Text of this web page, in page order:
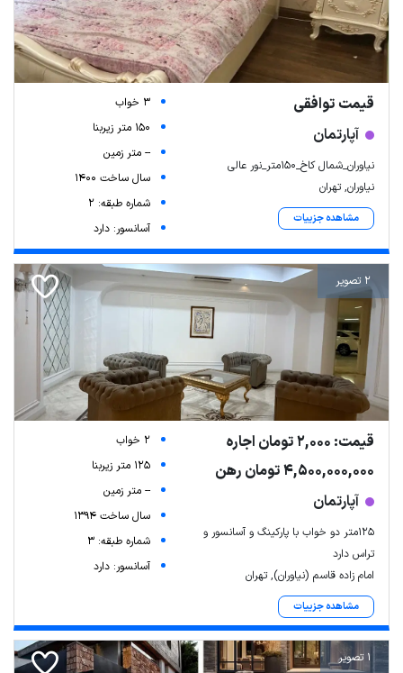
قیمت توافقی
آپارتمان
نیاوران_شمال کاخ_۱۵۰متر_نور عالی
نیاوران, تهران
مشاهده جزییات
3 خواب
150 متر زیربنا
-- متر زمین
سال ساخت 1400
شماره طبقه: 2
آسانسور: دارد
2 تصویر
قیمت: 2,000 تومان اجاره
4,500,000,000 تومان رهن
آپارتمان
۱۲۵متر دو خواب با پارکینگ و آسانسور و
تراس دارد
امام زاده قاسم (نیاوران), تهران
مشاهده جزییات
2 خواب
125 متر زیربنا
-- متر زمین
سال ساخت 1394
شماره طبقه: 3
آسانسور: دارد
1 تصویر